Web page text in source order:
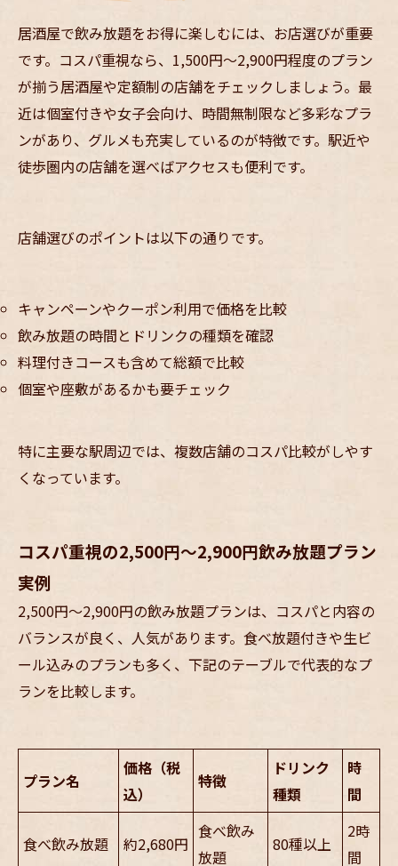
居酒屋で飲み放題をお得に楽しむには、お店選びが重要
です。コスパ重視なら、1,500円〜2,900円程度のプラン
が揃う居酒屋や定額制の店舗をチェックしましょう。最
近は個室付きや女子会向け、時間無制限など多彩なプラ
ンがあり、グルメも充実しているのが特徴です。駅近や
徒歩圏内の店舗を選べばアクセスも便利です。
店舗選びのポイントは以下の通りです。
キャンペーンやクーポン利用で価格を比較
飲み放題の時間とドリンクの種類を確認
料理付きコースも含めて総額で比較
個室や座敷があるかも要チェック
特に主要な駅周辺では、複数店舗のコスパ比較がしやす
くなっています。
コスパ重視の2,500円〜2,900円飲み放題プラン
実例
2,500円〜2,900円の飲み放題プランは、コスパと内容の
バランスが良く、人気があります。食べ放題付きや生ビ
ール込みのプランも多く、下記のテーブルで代表的なプ
ランを比較します。
プラン名
価格（税
込）
特徴
ドリンク
種類
時
間
食べ飲み放題 約2,680円
食べ飲み
放題
80種以上
2時
間